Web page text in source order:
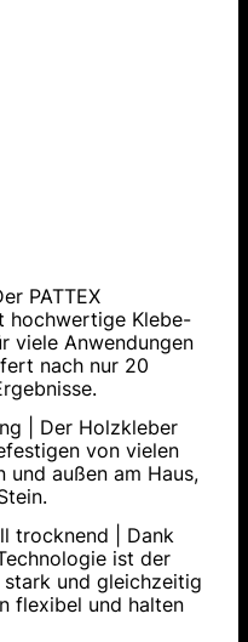
PATTEX
hochwertige Klebe-
viele Anwendungen
nach nur 20
| Der Holzkleber
von vielen
und außen am Haus,
trocknend | Dank
ist der
und gleichzeitig
flexibel und halten